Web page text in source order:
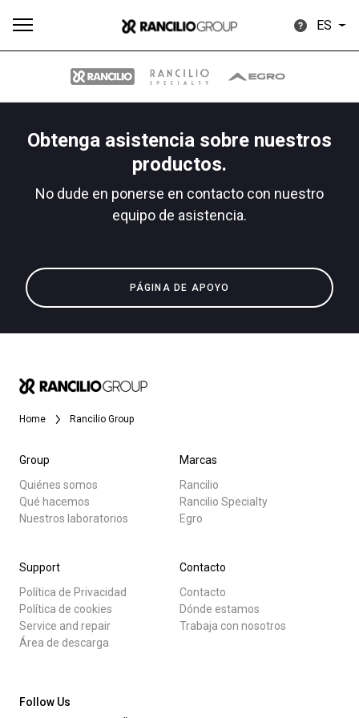
ES
Obtenga asistencia sobre nuestros
productos.
No dude en ponerse en contacto con nuestro
equipo de asistencia.
PÁGINA DE APOYO
Home Rancilio Group
Group
Quiénes somos
Qué hacemos
Nuestros laboratorios
Marcas
Rancilio
Rancilio Specialty
Egro
Support
Política de Privacidad
Política de cookies
Service and repair
Área de descarga
Contacto
Contacto
Dónde estamos
Trabaja con nosotros
Follow Us
Todos
Descargar
Más
Our brands
Group
Noticias
Nuestros laboratorios
Connect